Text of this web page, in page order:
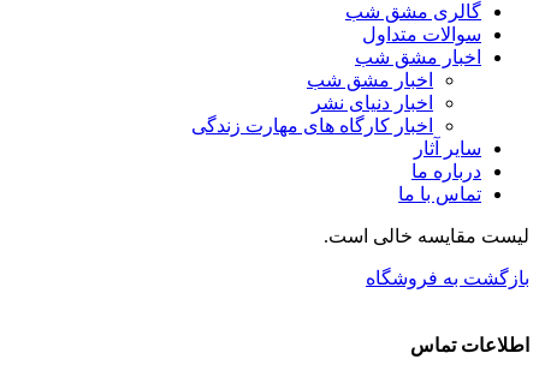
گالری مشق شب
سوالات متداول
اخبار مشق شب
اخبار مشق شب
اخبار دنیای نشر
اخبار کارگاه های مهارت زندگی
سایر آثار
درباره ما
تماس با ما
لیست مقایسه خالی است.
بازگشت به فروشگاه
اطلاعات تماس